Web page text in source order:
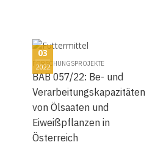
03
2022
FORSCHUNGSPROJEKTE
BAB 057/22: Be- und
Verarbeitungskapazitäten
von Ölsaaten und
Eiweißpflanzen in
Österreich